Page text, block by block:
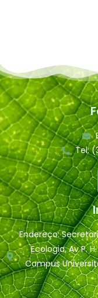
Tel:
Endereço:
Ecologia, Av P.
Campus